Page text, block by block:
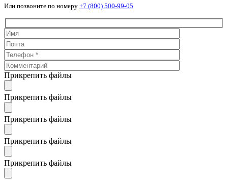
Или позвоните по номеру +7 (800) 500-99-05
Прикрепить файлы
Прикрепить файлы
Прикрепить файлы
Прикрепить файлы
Прикрепить файлы